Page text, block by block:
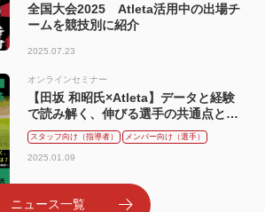
全国大会2025 Atleta活用中の出場チ
ームを競技別に紹介
2025.07.23
オンラインセミナー
【田坂 和昭氏×Atleta】データと経験
で読み解く、伸びる選手の共通点と
は？ ～プロ、大学サッカー指導を通
じて培った田坂流・育成の視点～（お
申込みは終了しました）
スタッフ向け（指導者） メンバー向け（選手）
2025.01.09
ニュース一覧